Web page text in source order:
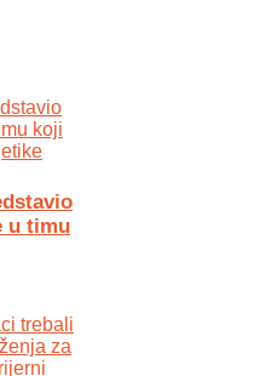
u timu
trebali
za